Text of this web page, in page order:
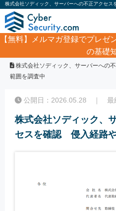
【無料】
メルマガ登録でプレゼ
の基礎
サイバーセキュリティ
株式会社ソディック、サーバーへの
範囲を調査中
公開日：2026.05.28 ｜ 最
株式会社ソディック、
セスを確認 侵入経路